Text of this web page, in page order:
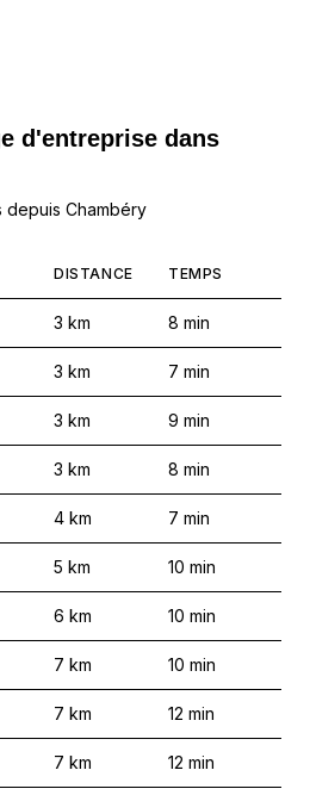
d'entreprise dans
depuis Chambéry
DISTANCE TEMPS
3 km 8 min
3 km 7 min
3 km 9 min
3 km 8 min
4 km 7 min
5 km 10 min
6 km 10 min
7 km 10 min
7 km 12 min
7 km 12 min